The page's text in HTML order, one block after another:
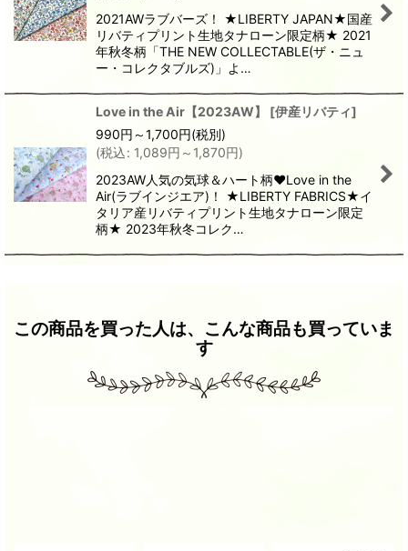
2021AWラブバーズ！ ★LIBERTY JAPAN★国産
リバティプリント生地タナローン限定柄★ 2021
年秋冬柄「THE NEW COLLECTABLE(ザ・ニュ
ー・コレクタブルズ)」よ…
Love in the Air【2023AW】 [伊産リバティ]
990円 ～1,700円(税別)
(税込: 1,089円 ～1,870円)
2023AW人気の気球＆ハート柄❤Love in the
Air(ラブインジエア)！ ★LIBERTY FABRICS★イ
タリア産リバティプリント生地タナローン限定
柄★ 2023年秋冬コレク…
この商品を買った人は、こんな商品も買っていま
す